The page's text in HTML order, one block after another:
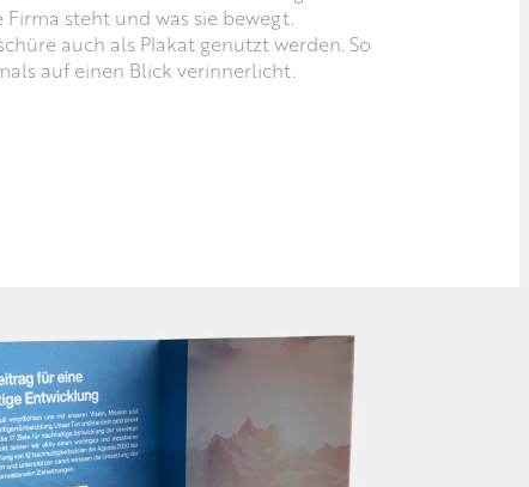
steht und was sie bewegt.
auch als Plakat genutzt werden. So
auf einen Blick verinnerlicht.